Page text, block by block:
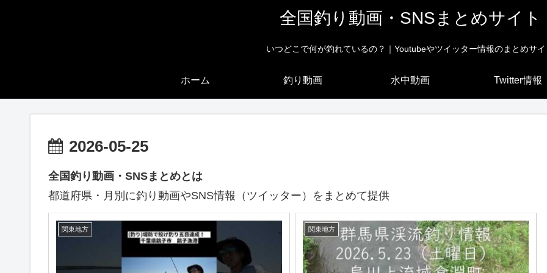
全国釣り動画・SNSまとめサイト
いつどこで何が釣れているの？｜Youtubeやツイッター情報のまとめサイ
ホーム 釣り動画 水中動画 Twitter情報
2026-05-25
全国釣り動画・SNSまとめとは
都道府県・月別に釣り動画やSNS情報（ツイッター）をまとめて提供
関東地方 関東地方